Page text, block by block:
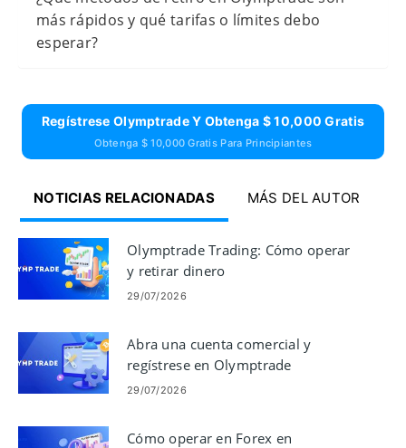
más rápidos y qué tarifas o límites debo
esperar?
Regístrese Olymptrade Y Obtenga $ 10,000 Gratis
Obtenga $ 10,000 Gratis Para Principiantes
NOTICIAS RELACIONADAS MÁS DEL AUTOR
Olymptrade Trading: Cómo operar
y retirar dinero
29/07/2026
Abra una cuenta comercial y
regístrese en Olymptrade
29/07/2026
Cómo operar en Forex en